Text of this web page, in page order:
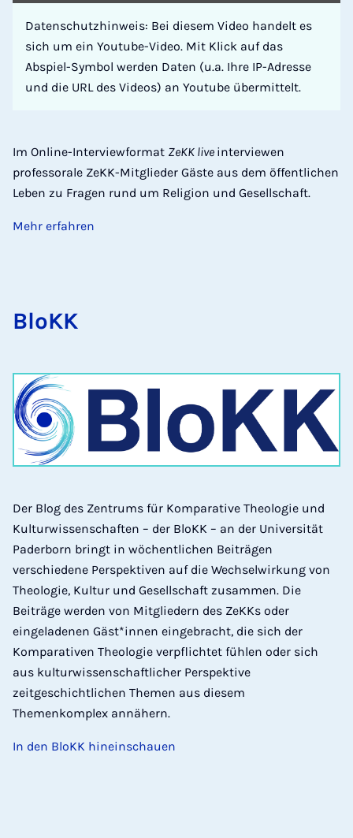
Datenschutzhinweis: Bei diesem Video handelt es
sich um ein Youtube-Video. Mit Klick auf das
Abspiel-Symbol werden Daten (u.a. Ihre IP-Adresse
und die URL des Videos) an Youtube übermittelt.
Im Online-Interviewformat ZeKK live interviewen
professorale ZeKK-Mitglieder Gäste aus dem öffentlichen
Leben zu Fragen rund um Religion und Gesellschaft.
Mehr erfahren
BloKK
Der Blog des Zentrums für Komparative Theologie und
Kulturwissenschaften – der BloKK – an der Universität
Paderborn bringt in wöchentlichen Beiträgen
verschiedene Perspektiven auf die Wechselwirkung von
Theologie, Kultur und Gesellschaft zusammen. Die
Beiträge werden von Mitgliedern des ZeKKs oder
eingeladenen Gäst*innen eingebracht, die sich der
Komparativen Theologie verpflichtet fühlen oder sich
aus kulturwissenschaftlicher Perspektive
zeitgeschichtlichen Themen aus diesem
Themenkomplex annähern.
In den BloKK hineinschauen